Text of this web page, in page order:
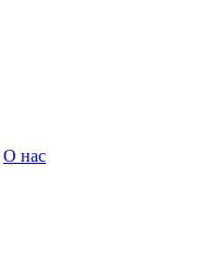
О нас